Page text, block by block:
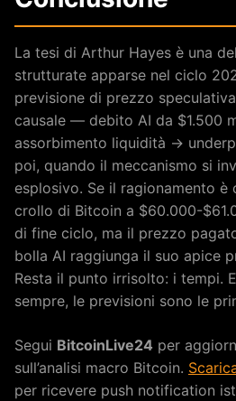
La tesi di Arthur Hayes è una
strutturate apparse nel ciclo
previsione di prezzo
causale — debito AI da $1.500
assorbimento liquidità →
poi, quando il meccanismo si
esplosivo. Se il ragionamento è
crollo di Bitcoin a $60.000-
di fine ciclo, ma il prezzo
bolla AI raggiunga il suo apice
Resta il punto irrisolto: i tempi.
sempre, le previsioni sono le
Segui BitcoinLive24 per
sull’analisi macro Bitcoin.
per ricevere push notification